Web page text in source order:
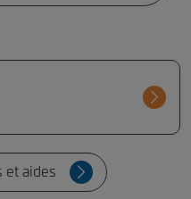
et aides